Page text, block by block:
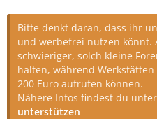
Bitte denkt daran, dass ihr
und werbefrei nutzen
schwieriger, solch kleine
halten, während
200 Euro aufrufen können.
Nähere Infos findest du
unterstützen